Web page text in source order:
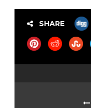
SHARE